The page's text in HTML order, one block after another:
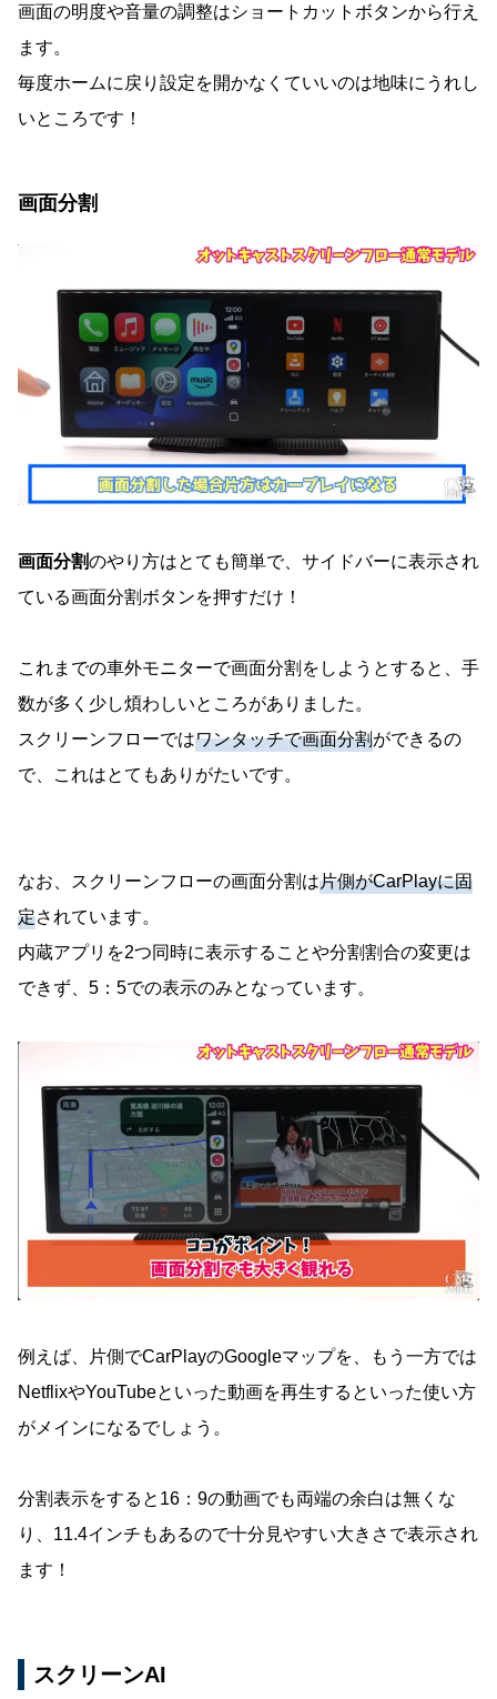
画面の明度や音量の調整はショートカットボタンから行え
ます。
毎度ホームに戻り設定を開かなくていいのは地味にうれし
いところです！
画面分割
画面分割のやり方はとても簡単で、サイドバーに表示され
ている画面分割ボタンを押すだけ！
これまでの車外モニターで画面分割をしようとすると、手
数が多く少し煩わしいところがありました。
スクリーンフローではワンタッチで画面分割ができるの
で、これはとてもありがたいです。
なお、スクリーンフローの画面分割は片側がCarPlayに固
定されています。
内蔵アプリを2つ同時に表示することや分割割合の変更は
できず、5：5での表示のみとなっています。
例えば、片側でCarPlayのGoogleマップを、もう一方では
NetflixやYouTubeといった動画を再生するといった使い方
がメインになるでしょう。
分割表示をすると16：9の動画でも両端の余白は無くな
り、11.4インチもあるので十分見やすい大きさで表示され
ます！
スクリーンAI